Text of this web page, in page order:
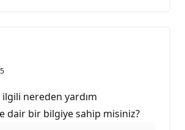
nereden yardım
dair bir bilgiye sahip misiniz?